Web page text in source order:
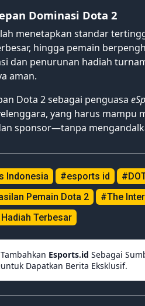
Dominasi Dota 2
menetapkan standar
hingga pemain
dan penurunan hadiah
aman.
Dota 2 sebagai penguasa
yang harus mampu
sponsor—tanpa
Indonesia #esports id
Pemain Dota 2
#The
Terbesar
Tambahkan Esports.id Sebagai
untuk Dapatkan Berita Eksklusif.